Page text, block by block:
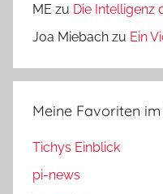
ME zu Die Intelligenz
Joa Miebach zu Ein
Meine Favoriten
Tichys Einblick
pi-news